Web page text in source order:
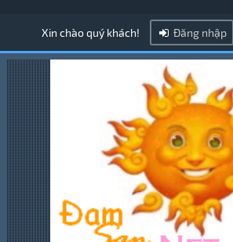
Xin chào quý khách! Đăng nhập